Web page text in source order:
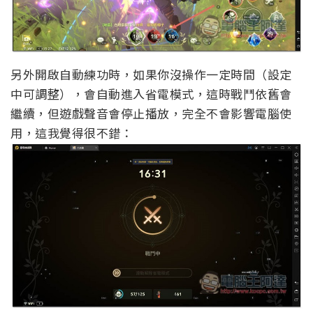
另外開啟自動練功時，如果你沒操作一定時間（設定
中可調整），會自動進入省電模式，這時戰鬥依舊會
繼續，但遊戲聲音會停止播放，完全不會影響電腦使
用，這我覺得很不錯：